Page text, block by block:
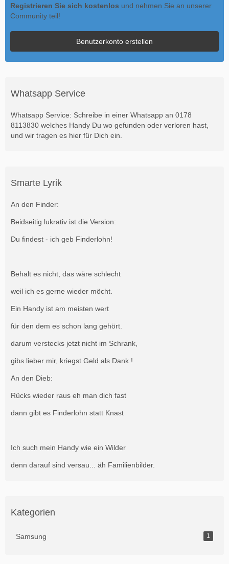
Registrieren Sie sich kostenlos und nehmen Sie an unserer
Community teil!
Benutzerkonto erstellen
Whatsapp Service
Whatsapp Service: Schreibe in einer Whatsapp an 0178
8113830 welches Handy Du wo gefunden oder verloren hast,
und wir tragen es hier für Dich ein.
Smarte Lyrik
An den Finder:
Beidseitig lukrativ ist die Version:
Du findest - ich geb Finderlohn!
Behalt es nicht, das wäre schlecht
weil ich es gerne wieder möcht.
Ein Handy ist am meisten wert
für den dem es schon lang gehört.
darum verstecks jetzt nicht im Schrank,
gibs lieber mir, kriegst Geld als Dank !
An den Dieb:
Rücks wieder raus eh man dich fast
dann gibt es Finderlohn statt Knast
Ich such mein Handy wie ein Wilder
denn darauf sind versau... äh Familienbilder.
Kategorien
Samsung 1